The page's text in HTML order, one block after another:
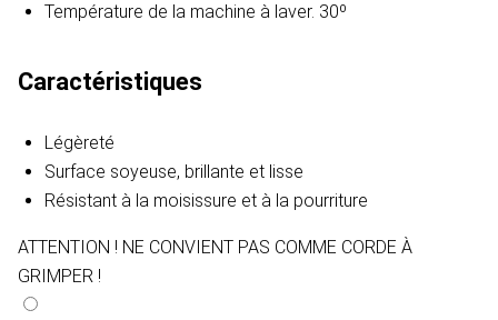
Température de la machine à laver. 30º
Caractéristiques
Légèreté
Surface soyeuse, brillante et lisse
Résistant à la moisissure et à la pourriture
ATTENTION ! NE CONVIENT PAS COMME CORDE À
GRIMPER !